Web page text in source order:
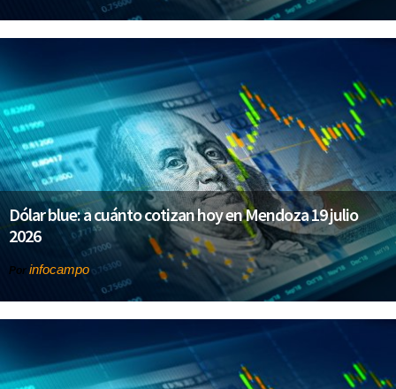
Dólar blue: a cuánto cotizan hoy en Mendoza 19 julio
2026
Por infocampo